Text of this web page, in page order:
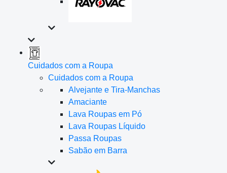
Cuidados com a Roupa
Cuidados com a Roupa
Alvejante e Tira-Manchas
Amaciante
Lava Roupas em Pó
Lava Roupas Líquido
Passa Roupas
Sabão em Barra